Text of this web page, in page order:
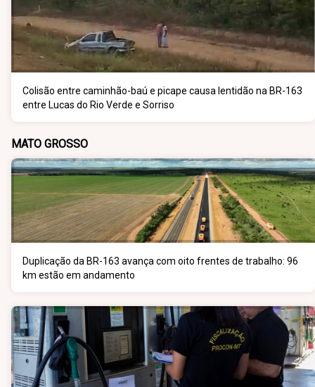
Colisão entre caminhão-baú e picape causa lentidão na BR-163
entre Lucas do Rio Verde e Sorriso
MATO GROSSO
Duplicação da BR-163 avança com oito frentes de trabalho: 96
km estão em andamento